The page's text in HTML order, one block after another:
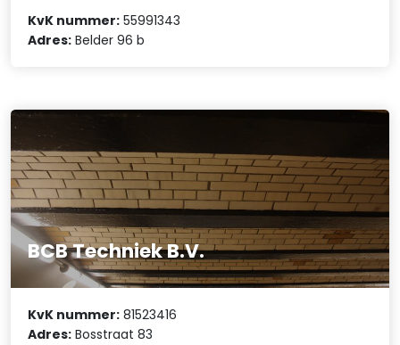
KvK nummer: 55991343
Adres: Belder 96 b
BCB Techniek B.V.
KvK nummer: 81523416
Adres: Bosstraat 83